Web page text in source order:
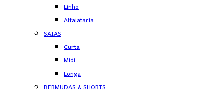
Linho
Alfaiataria
SAIAS
Curta
Midi
Longa
BERMUDAS & SHORTS